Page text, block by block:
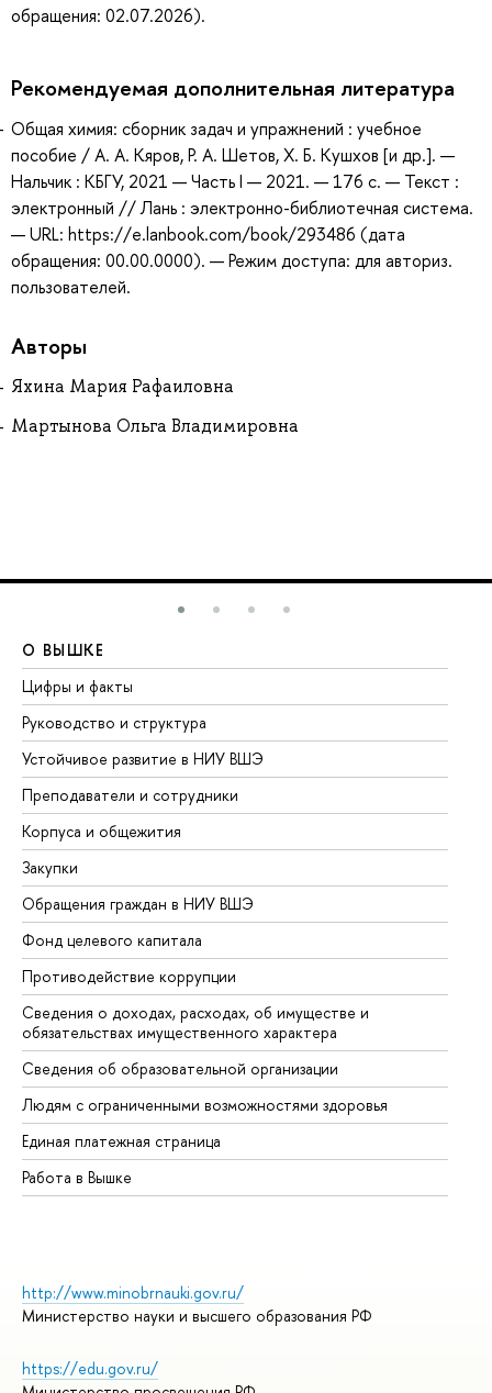
обращения: 02.07.2026).
Рекомендуемая дополнительная литература
Общая химия: сборник задач и упражнений : учебное
пособие / А. А. Кяров, Р. А. Шетов, Х. Б. Кушхов [и др.]. —
Нальчик : КБГУ, 2021 — Часть I — 2021. — 176 с. — Текст :
электронный // Лань : электронно-библиотечная система.
— URL: https://e.lanbook.com/book/293486 (дата
обращения: 00.00.0000). — Режим доступа: для авториз.
пользователей.
Авторы
Яхина Мария Рафаиловна
Мартынова Ольга Владимировна
О ВЫШКЕ
Цифры и факты
Руководство и структура
Устойчивое развитие в НИУ ВШЭ
Преподаватели и сотрудники
Корпуса и общежития
Закупки
Обращения граждан в НИУ ВШЭ
Фонд целевого капитала
Противодействие коррупции
Сведения о доходах, расходах, об имуществе и
обязательствах имущественного характера
Сведения об образовательной организации
Людям с ограниченными возможностями здоровья
Единая платежная страница
Работа в Вышке
http://www.minobrnauki.gov.ru/
Министерство науки и высшего образования РФ
https://edu.gov.ru/